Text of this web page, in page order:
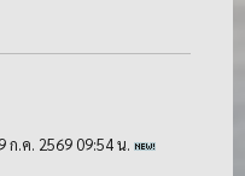
ก.ค. 2569 09:54 น.